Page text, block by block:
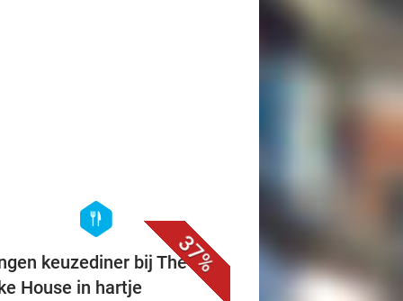
37%
hexagon
food
keuzediner bij The
House in hartje